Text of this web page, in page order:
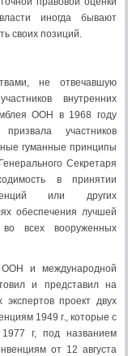
иногда бывают
своих позиций.
не отвечавшую
внутренних
ООН в 1968 году
участников
гуманные принципы
Секретаря
в принятии
или других
обеспечения лучшей
всех вооруженных
ООН и международной
и представил на
проект двух
1949 г., которые с
г, под названием
от 12 августа